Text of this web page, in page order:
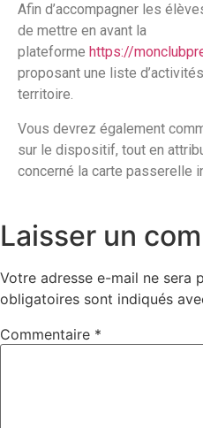
Afin d’accompagner les
de mettre en avant la
plateforme https://
proposant une liste
territoire.
Vous devrez également
sur le dispositif, tout en
concerné la carte passerelle
Laisser un
Votre adresse e-mail ne sera
obligatoires sont indiqués
Commentaire *